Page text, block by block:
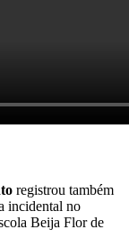
registrou também
incidental no
Beija Flor de